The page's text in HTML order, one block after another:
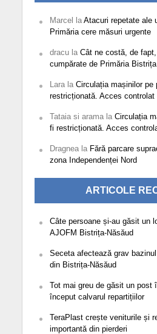
Marcel la Atacuri repetate ale
Primăria cere măsuri urgente
dracula Cât ne costă, de
cumpărate de Primăria Bistrița
Larala Circulația mașinilor pe
restricționată. Acces controlat
Tataia si aramala Circulația
fi restricționată. Acces
Dragneala Fără parcare
zona Independenței Nord
ARTICOLE
Câte persoane și-au găsit un
AJOFM Bistrița-Năsăud
Seceta afectează grav
din Bistrița-Năsăud
Tot mai greu de găsit un post
început calvarul repartițiilor
TeraPlast crește veniturile și
importantă din pierderi